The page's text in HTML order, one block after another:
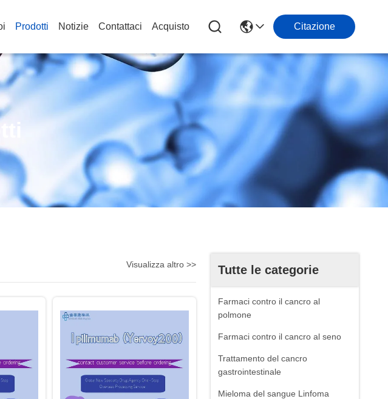
Prodotti Notizie Contattaci Acquisto Citazione
Tutte le categorie
Farmaci contro il cancro al
polmone
Farmaci contro il cancro al seno
Trattamento del cancro
gastrointestinale
Mieloma del sangue Linfoma
Visualizza altro >>